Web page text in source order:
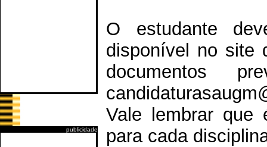
publicidade
O estudante
disponível no site
documentos
Vale lembrar que
para cada